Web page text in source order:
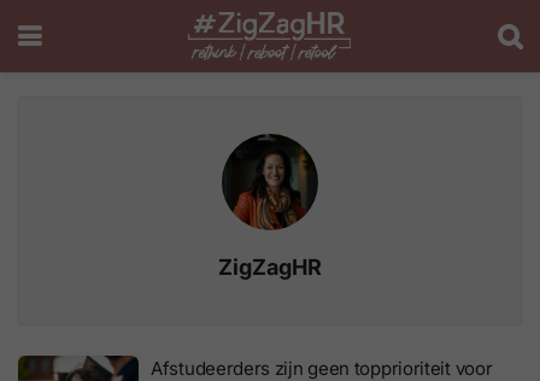
ZigZagHR
Afstudeerders zijn geen topprioriteit voor